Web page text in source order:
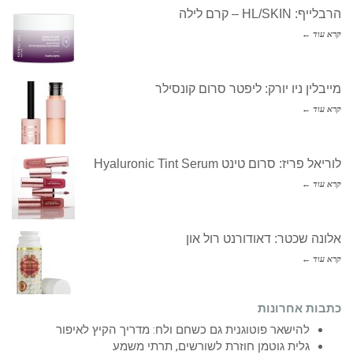
הרבלייף: HL/SKIN – קרם לילה
קרא עוד ←
מייבלין ניו יורק: ליפטר סרום קונסילר
קרא עוד ←
לוריאל פריז: סרום טינט Hyaluronic Tint Serum
קרא עוד ←
אלונה שכטר: דאודורנט רול און
קרא עוד ←
כתבות אחרונות
להישאר פוטוגנית גם כשחם ולח: מדריך הקיץ לאיפור
גלית גוטמן חוזרת לשורשים, תרתי משמע